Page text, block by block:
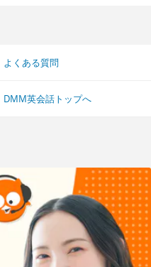
よくある質問
DMM英会話トップへ